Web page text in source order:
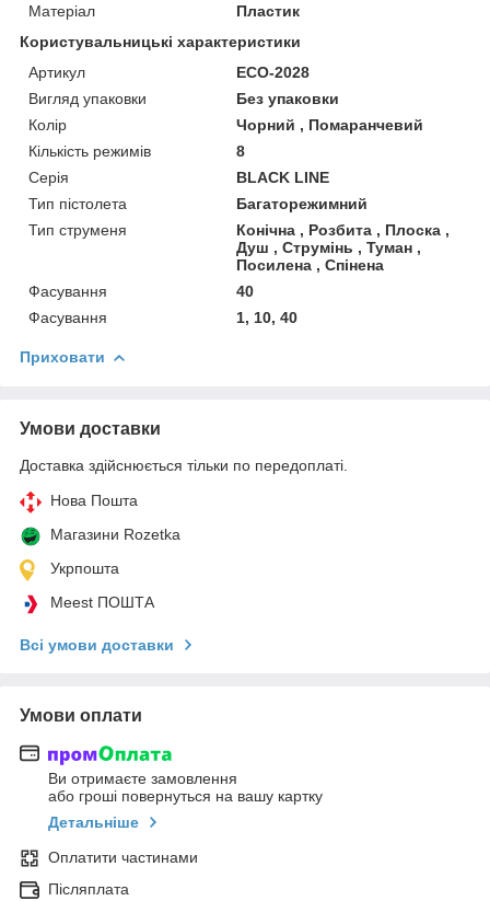
Матеріал
Пластик
Користувальницькі характеристики
Артикул
ECO-2028
Вигляд упаковки
Без упаковки
Колір
Чорний , Помаранчевий
Кількість режимів
8
Серія
BLACK LINE
Тип пістолета
Багаторежимний
Тип струменя
Конічна , Розбита , Плоска ,
Душ , Струмінь , Туман ,
Посилена , Спінена
Фасування
40
Фасування
1, 10, 40
Приховати
Умови доставки
Доставка здійснюється тільки по передоплаті.
Нова Пошта
Магазини Rozetka
Укрпошта
Meest ПОШТА
Всі умови доставки
Умови оплати
Ви отримаєте замовлення
або гроші повернуться на вашу картку
Детальніше
Оплатити частинами
Післяплата